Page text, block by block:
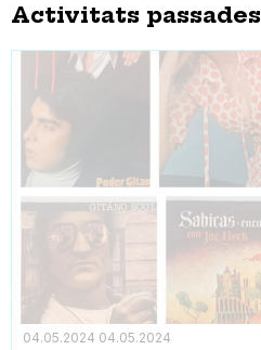
Activitats passades
04.05.2024 04.05.2024